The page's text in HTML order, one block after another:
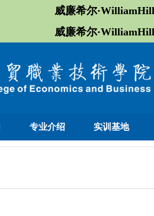
威廉希尔
威廉希尔
专业介绍 实训基地